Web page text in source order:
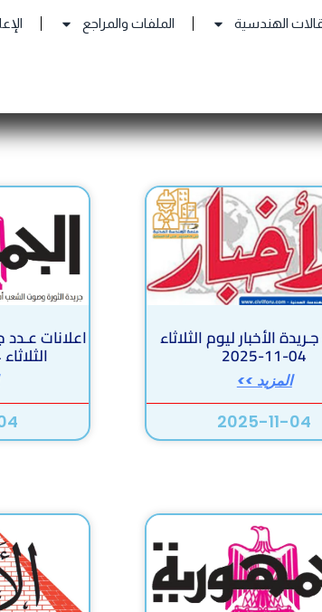
الهندسية الملفات والمراجع
الأخبار ليوم الثلاثاء
04-11-2025
المزيد >>
2025-11-04
اعلانات عـدد
الثلاثاء 04 نوفمبر 2025
Page
PagePagePage